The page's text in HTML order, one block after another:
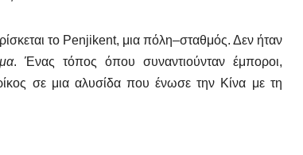
το Penjikent, μια πόλη–σταθμός. Δεν ήταν
. Ένας τόπος όπου συναντιούνταν έμποροι,
σε μια αλυσίδα που ένωσε την Κίνα με τη